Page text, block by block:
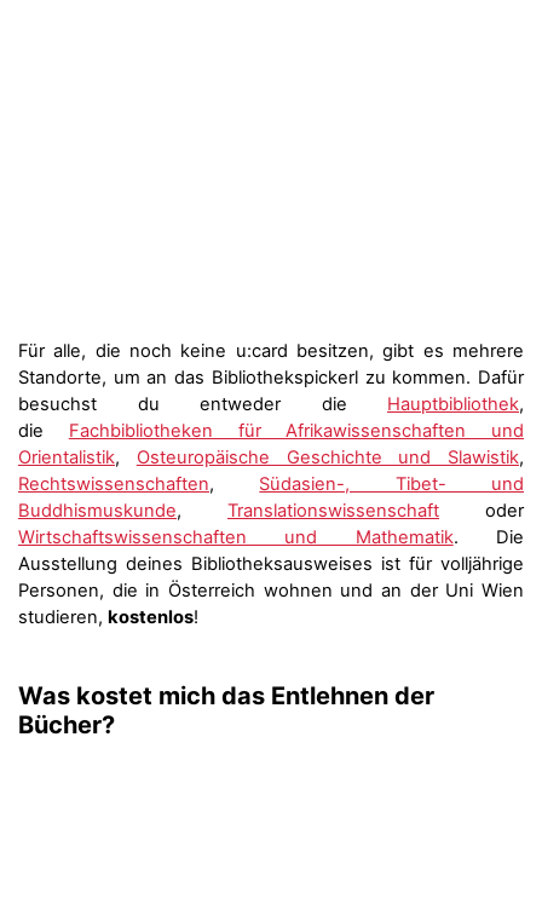
Für alle, die noch keine u:card besitzen, gibt es mehrere
Standorte, um an das Bibliothekspickerl zu kommen. Dafür
besuchst du entweder die Hauptbibliothek,
die Fachbibliotheken für Afrikawissenschaften und
Orientalistik, Osteuropäische Geschichte und Slawistik,
Rechtswissenschaften, Südasien-, Tibet- und
Buddhismuskunde, Translationswissenschaft oder
Wirtschaftswissenschaften und Mathematik. Die
Ausstellung deines Bibliotheksausweises ist für volljährige
Personen, die in Österreich wohnen und an der Uni Wien
studieren, kostenlos!
Was kostet mich das Entlehnen der
Bücher?